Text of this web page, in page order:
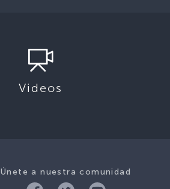
Videos
Únete a nuestra comunidad